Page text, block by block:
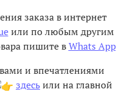
заказа в интернет
или по любым другим
пишите вWhats App
и впечатлениями
здесьили на главной